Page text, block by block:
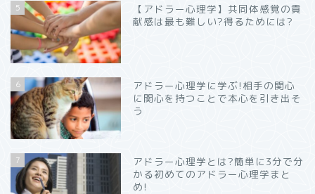
5
【アドラー心理学】共同体感覚の貢
献感は最も難しい?得るためには?
6
アドラー心理学に学ぶ!相手の関心
に関心を持つことで本心を引き出そ
う
7
アドラー心理学とは?簡単に3分で分
かる初めてのアドラー心理学まと
め!